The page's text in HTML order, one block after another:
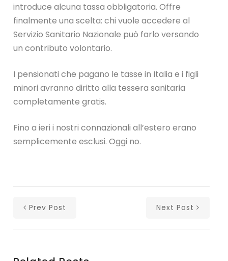
introduce alcuna tassa obbligatoria. Offre
finalmente una scelta: chi vuole accedere al
Servizio Sanitario Nazionale può farlo versando
un contributo volontario.
I pensionati che pagano le tasse in Italia e i figli
minori avranno diritto alla tessera sanitaria
completamente gratis.
Fino a ieri i nostri connazionali all’estero erano
semplicemente esclusi. Oggi no.
Prev Post Next Post